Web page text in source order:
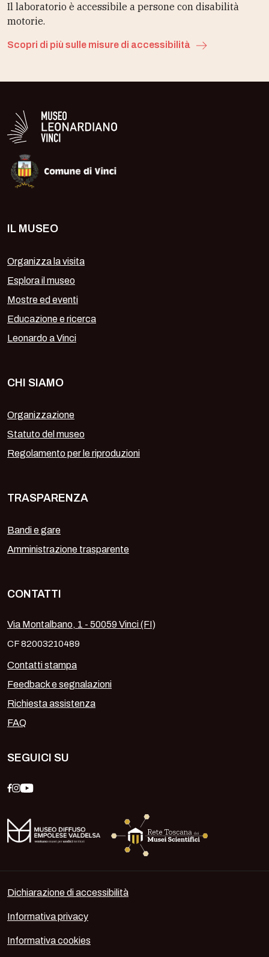
Il laboratorio è accessibile a persone con disabilità
motorie.
Scopri di più sulle misure di accessibilità
IL MUSEO
Organizza la visita
Esplora il museo
Mostre ed eventi
Educazione e ricerca
Leonardo a Vinci
CHI SIAMO
Organizzazione
Statuto del museo
Regolamento per le riproduzioni
TRASPARENZA
Bandi e gare
Amministrazione trasparente
CONTATTI
Via Montalbano, 1 - 50059 Vinci (FI)
CF 82003210489
Contatti stampa
Feedback e segnalazioni
Richiesta assistenza
FAQ
SEGUICI SU
Dichiarazione di accessibilità
Informativa privacy
Informativa cookies